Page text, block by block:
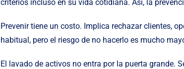
criterios incluso en su vida cotidiana. Así, la
Prevenir tiene un costo. Implica rechazar clientes,
habitual, pero el riesgo de no hacerlo es mucho
El lavado de activos no entra por la puerta grande.